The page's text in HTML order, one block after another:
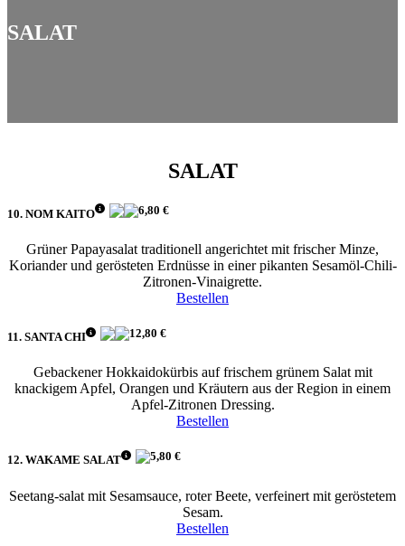
SALAT
SALAT
10. NOM KAITO 6,80 €
Grüner Papayasalat traditionell angerichtet mit frischer Minze,
Koriander und gerösteten Erdnüsse in einer pikanten Sesamöl-Chili-
Zitronen-Vinaigrette.
Bestellen
11. SANTA CHI 12,80 €
Gebackener Hokkaidokürbis auf frischem grünem Salat mit
knackigem Apfel, Orangen und Kräutern aus der Region in einem
Apfel-Zitronen Dressing.
Bestellen
12. WAKAME SALAT 5,80 €
Seetang-salat mit Sesamsauce, roter Beete, verfeinert mit geröstetem
Sesam.
Bestellen